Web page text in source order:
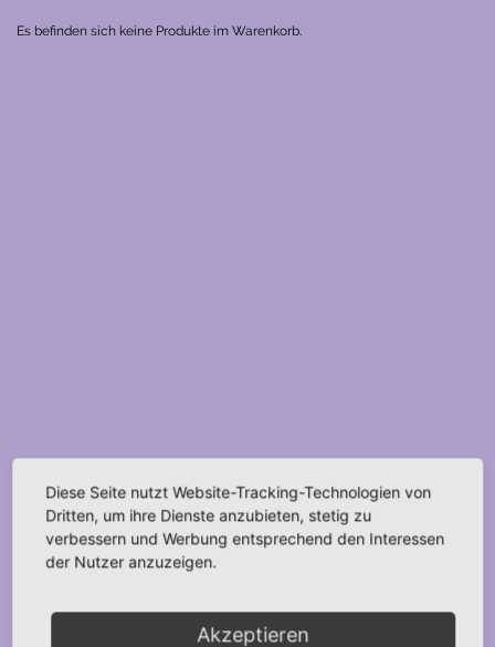
Es befinden sich keine Produkte im Warenkorb.
Diese Seite nutzt Website-Tracking-Technologien von
Dritten, um ihre Dienste anzubieten, stetig zu
verbessern und Werbung entsprechend den Interessen
der Nutzer anzuzeigen.
Akzeptieren